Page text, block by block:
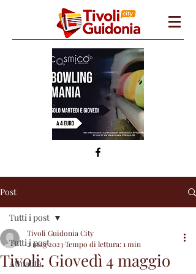
Post
Tutti i post
Attualità
Tutti i post
Tivoli: Giovedì 4 maggio
Tivoli Guidonia City
2 mag 2023Tempo di lettura: 1 min